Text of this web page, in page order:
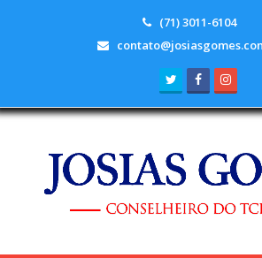
(71) 3011-6104
TwitterFacebook